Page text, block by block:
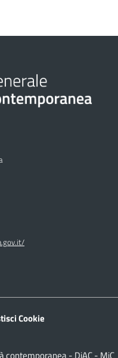
Cookie
contemporanea - DiAC - MiC